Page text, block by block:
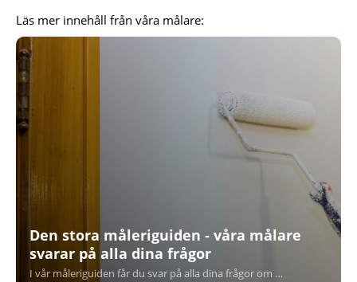
Läs mer innehåll från våra målare:
Den stora måleriguiden - våra målare
svarar på alla dina frågor
I vår måleriguiden får du svar på alla dina frågor om målning, från grundläggande tekniker till de senaste trenderna. Våra erfarna målare delar med sig av sin expertis för att hjälpa dig förstå allt du behöver veta för att genomföra ditt nästa måleriprojekt.